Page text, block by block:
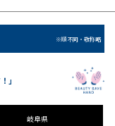
※順不同・敬称略
」
岐阜県